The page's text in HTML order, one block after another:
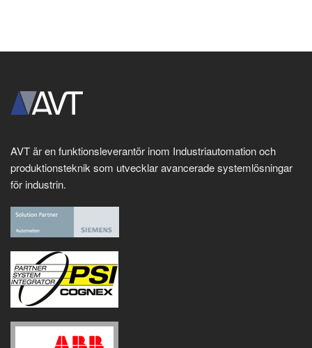
AVT är en funktionsleverantör inom Industriautomation och
produktionsteknik som utvecklar avancerade systemlösningar
för industrin.